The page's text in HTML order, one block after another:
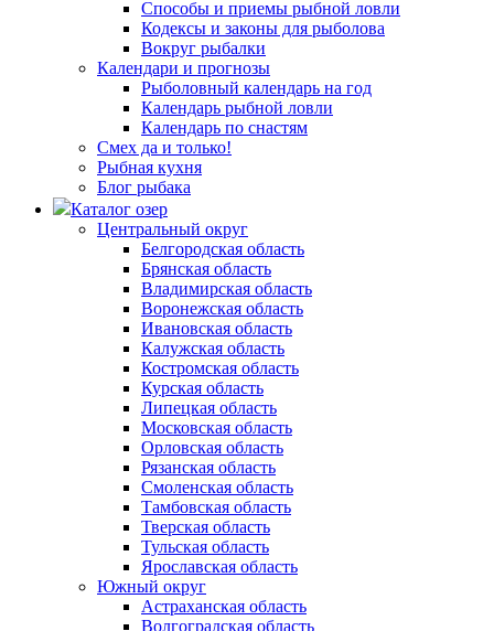
Способы и приемы рыбной ловли
Кодексы и законы для рыболова
Вокруг рыбалки
Календари и прогнозы
Рыболовный календарь на год
Календарь рыбной ловли
Календарь по снастям
Смех да и только!
Рыбная кухня
Блог рыбака
Каталог озер
Центральный округ
Белгородская область
Брянская область
Владимирская область
Воронежская область
Ивановская область
Калужская область
Костромская область
Курская область
Липецкая область
Московская область
Орловская область
Рязанская область
Смоленская область
Тамбовская область
Тверская область
Тульская область
Ярославская область
Южный округ
Астраханская область
Волгоградская область